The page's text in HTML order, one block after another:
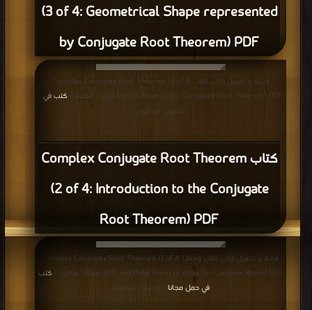
(3 of 4: Geometrical Shape represented
by Conjugate Root Theorem) PDF
كتاب Complex Conjugate Root Theorem
(2 of 4: Introduction to the Conjugate
Root Theorem) PDF
قراءة و تحميل كتاب كتاب Complex Conjugate Root Theorem (2 of 4:
Introduction to the Conjugate Root Theorem) PDF مجانا | مكتبة >
كتب في
التحميل : مرة/مرات
قراءة و تحميل كتاب كتاب Complex Conjugate Root Theorem (1 of 4: Using
DMT and Polar Form to solve for Complex Roots) PDF مجانا | مكتبة >
كتب
في حمل مجانا | التحميل : مرة/مرات